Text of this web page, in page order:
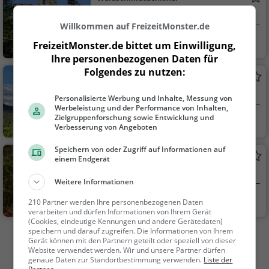
Arrach
Aussichtspunkt, F
amilie & Kinder, Natu
r
Wohnturm Burg Neunußberg
Aussichtsturm in Viechtach
Viechtach
Aussichtspunkt, F
r
Hochfall
Bodenmais
Familie & Kinder,
Natur, Sehenswürdig
keit
Mehr Aktivitäten in Arnbruck finden
Willkommen auf FreizeitMonster.de
FreizeitMonster.de bittet um Einwilligung,
Ihre personenbezogenen Daten für
Folgendes zu nutzen:
Personalisierte Werbung und Inhalte, Messung von
Werbeleistung und der Performance von Inhalten,
Zielgruppenforschung sowie Entwicklung und
Verbesserung von Angeboten
Speichern von oder Zugriff auf Informationen auf
einem Endgerät
Weitere Informationen
210 Partner werden Ihre personenbezogenen Daten
verarbeiten und dürfen Informationen von Ihrem Gerät
(Cookies, eindeutige Kennungen und andere Gerätedaten)
speichern und darauf zugreifen. Die Informationen von Ihrem
Gerät können mit den Partnern geteilt oder speziell von dieser
Website verwendet werden. Wir und unsere Partner dürfen
genaue Daten zur Standortbestimmung verwenden. Liste der